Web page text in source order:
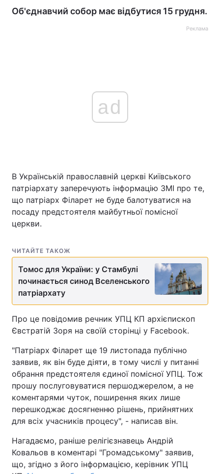
Об'єднавчий собор має відбутися 15 грудня.
Реклама
ad
В Українській православній церкві Київського
патріархату заперечують інформацію ЗМІ про те,
що патріарх Філарет не буде балотуватися на
посаду предстоятеля майбутньої помісної
церкви.
ЧИТАЙТЕ ТАКОЖ
Томос для України: у Стамбулі
починається синод Вселенського
патріархату
Про це повідомив речник УПЦ КП архієпископ
Євстратій Зоря на своїй сторінці у Facebook.
"Патріарх Філарет ще 19 листопада публічно
заявив, як він буде діяти, в тому числі у питанні
обрання предстоятеля єдиної помісної УПЦ. Тож
прошу послуговуватися першоджерелом, а не
коментарями чуток, поширення яких лише
перешкоджає досягненню рішень, прийнятних
для всіх учасників процесу", - написав він.
Нагадаємо, раніше релігієзнавець Андрій
Ковальов в коментарі "Громадському" заявив,
що, згідно з його інформацією, керівник УПЦ